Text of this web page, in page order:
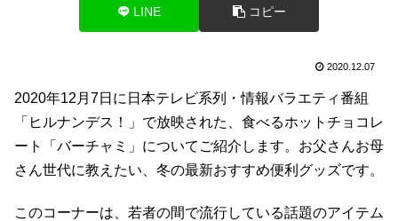
LINE コピー
2020.12.07
2020年12月7日に日本テレビ系列・情報バラエティ番組
「ヒルナンデス！」で放映された、食べるホットチョコレ
ート「バーチャミ」についてご紹介します。お父さんお母
さん世代に教えたい、冬の最新おすすめ便利グッズです。
このコーナーは、若者の間で流行している話題のアイテム